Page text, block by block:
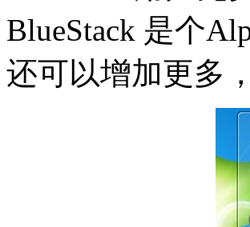
BlueStack 是个
还可以增加更多